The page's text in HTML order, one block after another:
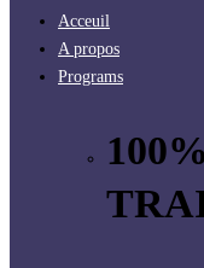
Acceuil
A propos
Programs